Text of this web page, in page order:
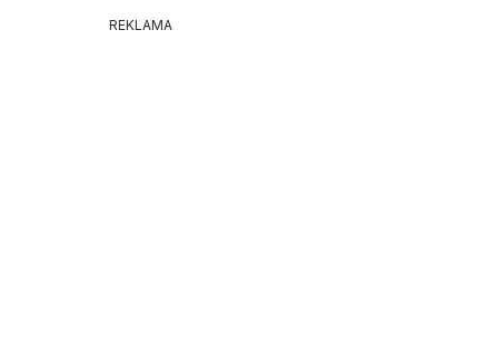
REKLAMA